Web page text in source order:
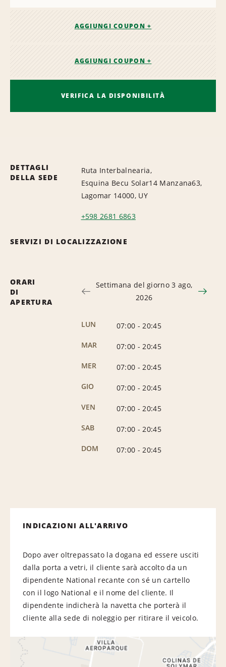
AGGIUNGI COUPON +
AGGIUNGI COUPON +
VERIFICA LA DISPONIBILITÀ
DETTAGLI
DELLA SEDE
Ruta Interbalnearia,
Esquina Becu Solar14 Manzana63,
Lagomar 14000, UY
+598 2681 6863
SERVIZI DI LOCALIZZAZIONE
ORARI
DI
APERTURA
Settimana del giorno 3 ago,
2026
LUN 07:00 - 20:45
MAR
07:00 - 20:45
MER
07:00 - 20:45
GIO
07:00 - 20:45
VEN
07:00 - 20:45
SAB
07:00 - 20:45
DOM
07:00 - 20:45
INDICAZIONI ALL'ARRIVO
Dopo aver oltrepassato la dogana ed essere usciti
dalla porta a vetri, il cliente sarà accolto da un
dipendente National recante con sé un cartello
con il logo National e il nome del cliente. Il
dipendente indicherà la navetta che porterà il
cliente alla sede di noleggio per ritirare il veicolo.